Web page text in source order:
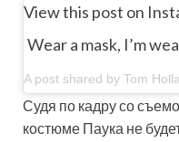
View this post on
Wear a mask, I’m
Судя по кадру со
костюме Паука не